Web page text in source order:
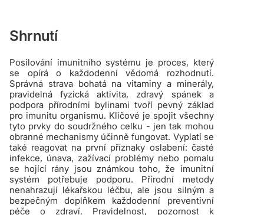
Shrnutí
Posilování imunitního systému je proces, který
se opírá o každodenní vědomá rozhodnutí.
Správná strava bohatá na vitaminy a minerály,
pravidelná fyzická aktivita, zdravý spánek a
podpora přírodními bylinami tvoří pevný základ
pro imunitu organismu. Klíčové je spojit všechny
tyto prvky do soudržného celku - jen tak mohou
obranné mechanismy účinně fungovat. Vyplatí se
také reagovat na první příznaky oslabení: časté
infekce, únava, zažívací problémy nebo pomalu
se hojící rány jsou známkou toho, že imunitní
systém potřebuje podporu. Přírodní metody
nenahrazují lékařskou léčbu, ale jsou silným a
bezpečným doplňkem každodenní preventivní
péče o zdraví. Pravidelnost, pozornost k